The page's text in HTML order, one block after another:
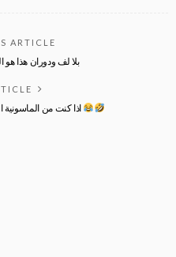
ARTICLE
بلا لف ودوران ‏هذا هو
اذا كنت من الماسونية او التيار او القوات لا تقرع الباب